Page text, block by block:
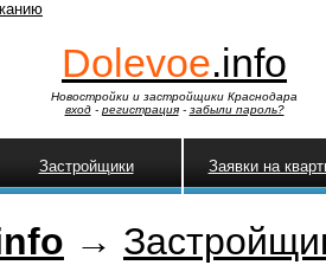
Dolevoe.info
Новостройки и застройщики Краснодара
вход- регистрация- забыли пароль?
Застройщики Заявки на
→